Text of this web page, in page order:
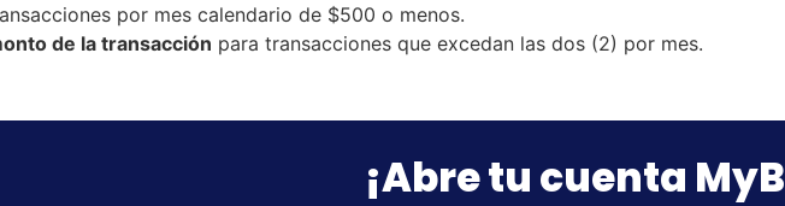
por mes calendario de $500 o menos.
de la transacción para transacciones que excedan las dos (2) por mes.
¡Abre tu cuenta